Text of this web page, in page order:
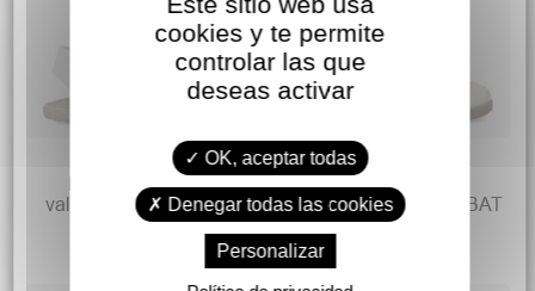
23,90 €
PEKES Alpargata
valenciana hebilla niña
29,90 €
PEKES Sandalia
valenciana cuña niña BAT
201/001 BLANCO
cookies y te permite
controlar las que
deseas activar
OK, aceptar todas
Denegar todas las cookies
Personalizar